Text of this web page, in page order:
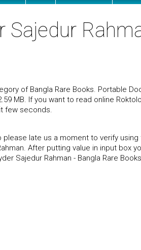
Sajedur
of Bangla Rare Books. Portable
MB. If you want to read online
few seconds.
late us a moment to verify using
After putting value in input box
Sajedur Rahman - Bangla Rare